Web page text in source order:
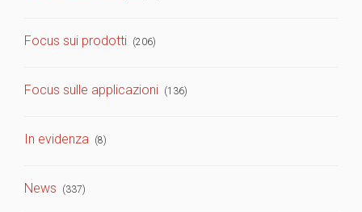
Focus sui prodotti (206)
Focus sulle applicazioni (136)
In evidenza (8)
News (337)